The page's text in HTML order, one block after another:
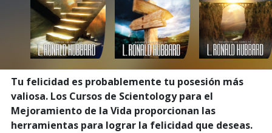
Tu felicidad es probablemente tu posesión más
valiosa. Los Cursos de Scientology para el
Mejoramiento de la Vida proporcionan las
herramientas para lograr la felicidad que deseas.